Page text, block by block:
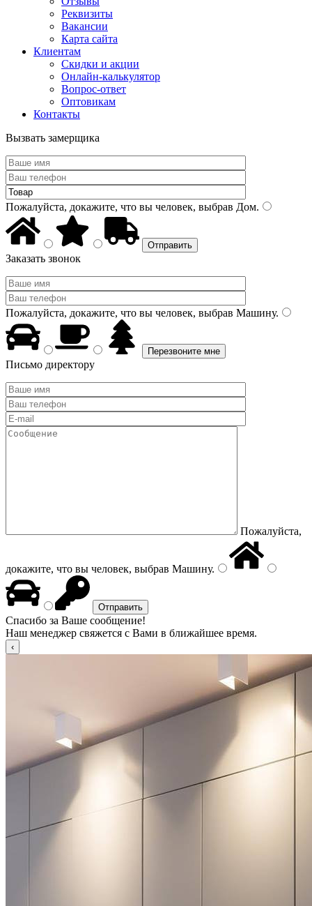
Реквизиты
Вакансии
Карта сайта
Клиентам
Скидки и акции
Онлайн-калькулятор
Вопрос-ответ
Оптовикам
Контакты
Вызвать замерщика
Пожалуйста, докажите, что вы человек, выбрав Дом.
Заказать звонок
Пожалуйста, докажите, что вы человек, выбрав Машину.
Письмо директору
Пожалуйста,
докажите, что вы человек, выбрав Машину.
Спасибо за Ваше сообщение!
Наш менеджер свяжется с Вами в ближайшее время.